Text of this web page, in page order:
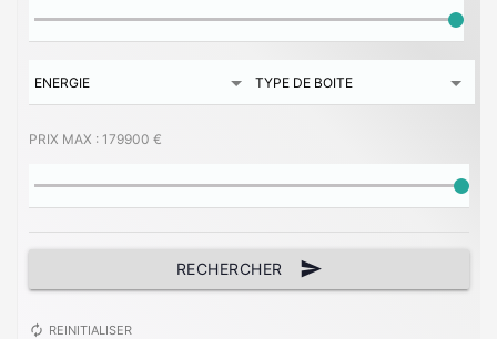
PRIX MAX : 179900 €
RECHERCHER send
autorenew REINITIALISER